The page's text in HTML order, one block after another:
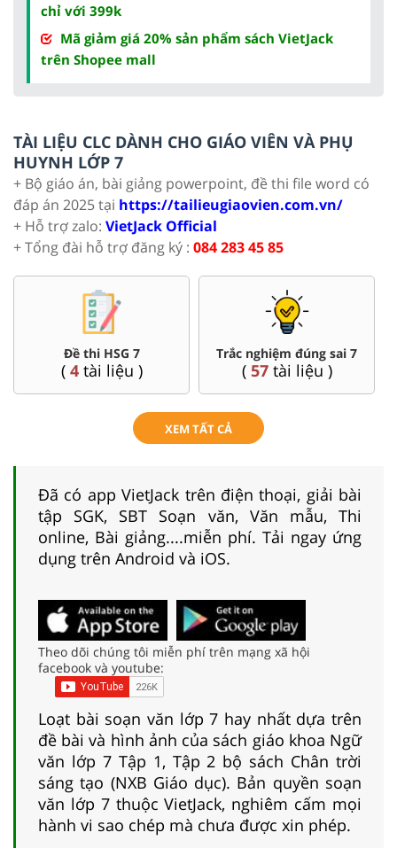
chỉ với 399k
Mã giảm giá 20% sản phẩm sách VietJack
trên Shopee mall
TÀI LIỆU CLC DÀNH CHO GIÁO VIÊN VÀ PHỤ
HUYNH LỚP 7
+ Bộ giáo án, bài giảng powerpoint, đề thi file word có
đáp án 2025 tại https://tailieugiaovien.com.vn/
+ Hỗ trợ zalo: VietJack Official
+ Tổng đài hỗ trợ đăng ký : 084 283 45 85
Đề thi HSG 7
( 4tài liệu )
Trắc nghiệm đúng sai 7
( 57tài liệu )
XEM TẤT CẢ
Đã có app VietJack trên điện thoại, giải bài
tập SGK, SBT Soạn văn, Văn mẫu, Thi
online, Bài giảng....miễn phí. Tải ngay ứng
dụng trên Android và iOS.
Theo dõi chúng tôi miễn phí trên mạng xã hội
facebook và youtube:
Loạt bài soạn văn lớp 7 hay nhất dựa trên
đề bài và hình ảnh của sách giáo khoa Ngữ
văn lớp 7 Tập 1, Tập 2 bộ sách Chân trời
sáng tạo (NXB Giáo dục). Bản quyền soạn
văn lớp 7 thuộc VietJack, nghiêm cấm mọi
hành vi sao chép mà chưa được xin phép.